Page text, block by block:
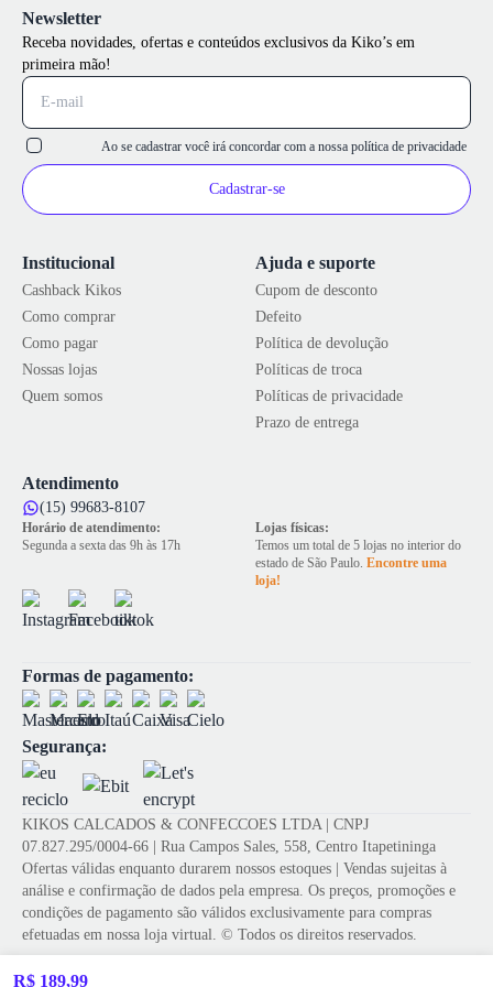
R$ 189,99
Institucional
Cashback Kikos
Como comprar
Como pagar
Nossas lojas
Quem somos
Ajuda e suporte
Cupom de desconto
Defeito
Política de devolução
Políticas de troca
Políticas de privacidade
Prazo de entrega
Atendimento
(15) 99683-8107
Horário de atendimento:
Segunda a sexta das 9h às 17h
Lojas físicas:
Temos um total de 5 lojas no interior do
estado de São Paulo. Encontre uma
loja!
Newsletter
Receba novidades, ofertas e conteúdos exclusivos da Kiko’s em
primeira mão!
Ao se cadastrar você irá concordar com a nossa política de privacidade
Cadastrar-se
Formas de pagamento:
Segurança:
KIKOS CALCADOS & CONFECCOES LTDA | CNPJ
07.827.295/0004-66 | Rua Campos Sales, 558, Centro Itapetininga
Ofertas válidas enquanto durarem nossos estoques | Vendas sujeitas à
análise e confirmação de dados pela empresa. Os preços, promoções e
condições de pagamento são válidos exclusivamente para compras
efetuadas em nossa loja virtual. © Todos os direitos reservados.